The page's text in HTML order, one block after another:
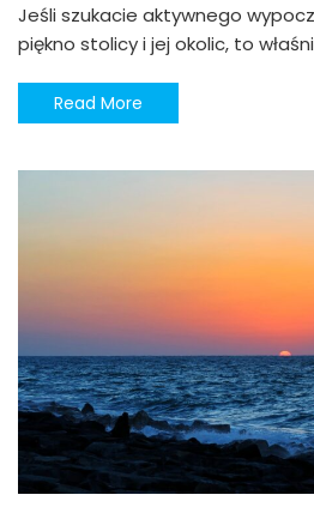
Jeśli szukacie aktywnego
piękno stolicy i jej okolic, to
Read More